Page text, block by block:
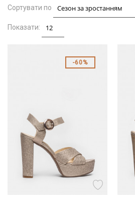
Сортувати по
Показати:
60%